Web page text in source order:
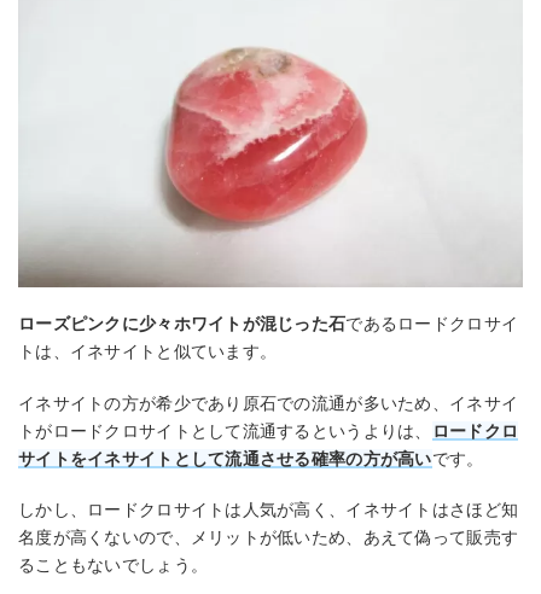
ローズピンクに少々ホワイトが混じった石であるロードクロサイ
トは、イネサイトと似ています。
イネサイトの方が希少であり原石での流通が多いため、イネサイ
トがロードクロサイトとして流通するというよりは、
ロードクロ
サイトをイネサイトとして流通させる確率の方が高いです。
しかし、ロードクロサイトは人気が高く、イネサイトはさほど知
名度が高くないので、メリットが低いため、あえて偽って販売す
ることもないでしょう。